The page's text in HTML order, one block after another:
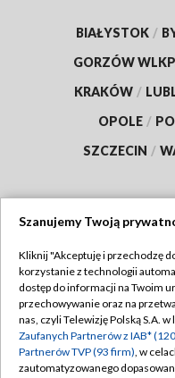
BIAŁYSTOK /
GORZÓW
KRAKÓW /
OPOLE /
SZCZECIN /
Abonament TVP
Emisja w TVP
Centrum informacji
Szanujemy Twoją
Kliknij "Akceptuję i przechodzę
korzystanie z technologii
dostęp do informacji na Twoim
przechowywanie oraz na
nas, czyli Telewizję Polską S.A.
Zaufanych Partnerów z IAB*
Partnerów TVP (93 firm), w
zautomatyzowanego